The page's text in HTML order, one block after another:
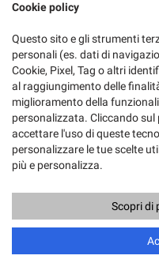
Cookie policy
Questo sito e gli strumenti
personali (es. dati di
Cookie, Pixel, Tag o altri
al raggiungimento delle
miglioramento della
personalizzata. Cliccando
accettare l'uso di queste
personalizzare le tue scelte
più e personalizza.
Scopri di